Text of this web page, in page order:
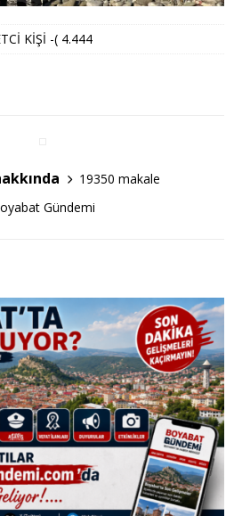
KİŞİ -( 4.444
19350 makale
Gündemi